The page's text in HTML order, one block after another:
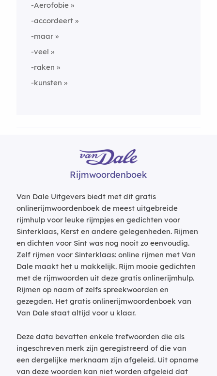
-Aerofobie
-accordeert
-maar
-veel
-raken
-kunsten
Rijmwoordenboek
Van Dale Uitgevers biedt met dit gratis
onlinerijmwoordenboek de meest uitgebreide
rijmhulp voor leuke rijmpjes en gedichten voor
Sinterklaas, Kerst en andere gelegenheden. Rijmen
en dichten voor Sint was nog nooit zo eenvoudig.
Zelf rijmen voor Sinterklaas: online rijmen met Van
Dale maakt het u makkelijk. Rijm mooie gedichten
met de rijmwoorden uit deze gratis onlinerijmhulp.
Rijmen op naam of zelfs spreekwoorden en
gezegden. Het gratis onlinerijmwoordenboek van
Van Dale staat altijd voor u klaar.
Deze data bevatten enkele trefwoorden die als
ingeschreven merk zijn geregistreerd of die van
een dergelijke merknaam zijn afgeleid. Uit opname
van deze woorden kan niet worden afgeleid dat